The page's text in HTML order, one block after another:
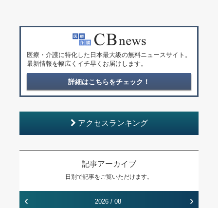
医療・介護に特化した日本最大級の無料ニュースサイト。
最新情報を幅広くイチ早くお届けします。
詳細はこちらをチェック！
アクセスランキング
記事アーカイブ
日別で記事をご覧いただけます。
‹ 2026 / 08 ›